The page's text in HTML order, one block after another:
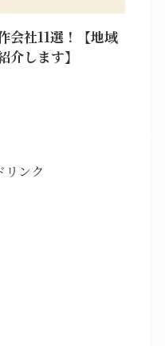
会社11選！【地域
介します】
リンク